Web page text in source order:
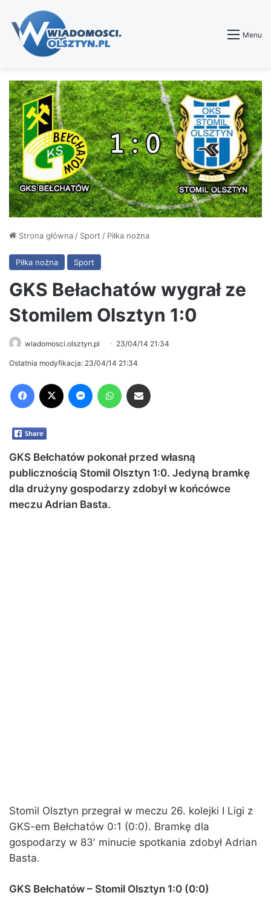
Menu
Strona główna / Sport / Piłka nożna
Piłka nożna Sport
GKS Bełachatów wygrał ze
Stomilem Olsztyn 1:0
wiadomosci.olsztyn.pl 23/04/14 21:34
Ostatnia modyfikacja: 23/04/14 21:34
GKS Bełchatów pokonał przed własną
publicznością Stomil Olsztyn 1:0. Jedyną bramkę
dla drużyny gospodarzy zdobył w końcówce
meczu Adrian Basta.
Stomil Olsztyn przegrał w meczu 26. kolejki I Ligi z
GKS-em Bełchatów 0:1 (0:0). Bramkę dla
gospodarzy w 83′ minucie spotkania zdobył Adrian
Basta.
GKS Bełchatów – Stomil Olsztyn 1:0 (0:0)